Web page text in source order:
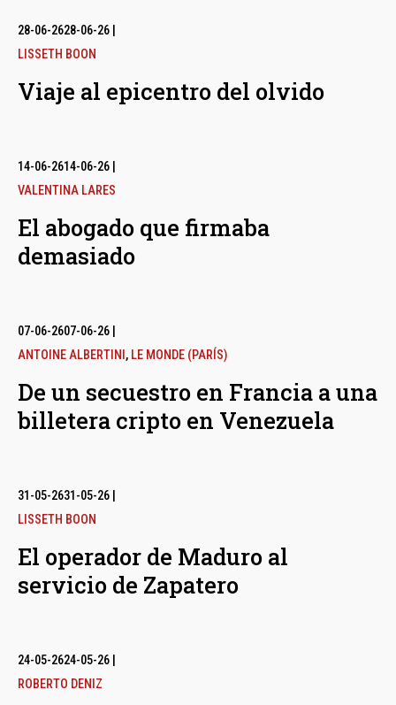
28-06-2628-06-26
LISSETH BOON
Viaje al epicentro del olvido
14-06-2614-06-26
VALENTINA LARES
El abogado que firmaba
demasiado
07-06-2607-06-26
ANTOINE ALBERTINI , LE MONDE (PARÍS)
De un secuestro en Francia a una
billetera cripto en Venezuela
31-05-2631-05-26
LISSETH BOON
El operador de Maduro al
servicio de Zapatero
24-05-2624-05-26
ROBERTO DENIZ